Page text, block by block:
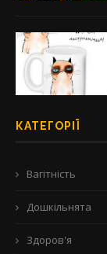
КАТЕГОРІЇ
Вагітність
Дошкільнята
Здоров'я